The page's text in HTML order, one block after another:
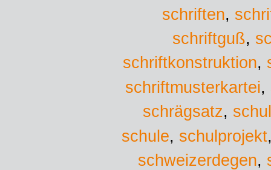
schriften,
schriftguß,
schriftkonstruktion,
schriftmusterkartei,
schrägsatz,
schule, schulprojekt
schweizerdegen,